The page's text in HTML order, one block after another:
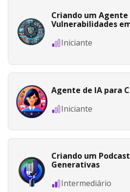
Criando um
Vulnerabilidades
Iniciante
Agente de IA para
Iniciante
Criando um
Generativas
Intermediário